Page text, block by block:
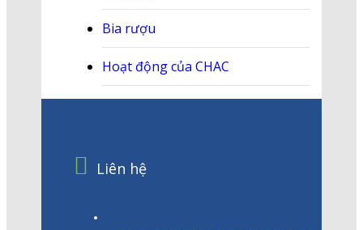
Bia rượu
Hoạt động của CHAC
Liên hệ